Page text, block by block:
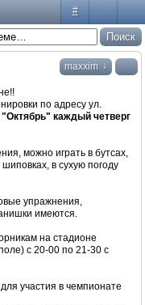
#
maxxim ↓
по адресу ул.
"Октябрь" каждый четверг
можно играть в бутсах,
в сухую погоду
упражнения,
имеются.
на стадионе
с 20-00 по 21-30 с
участия в чемпионате